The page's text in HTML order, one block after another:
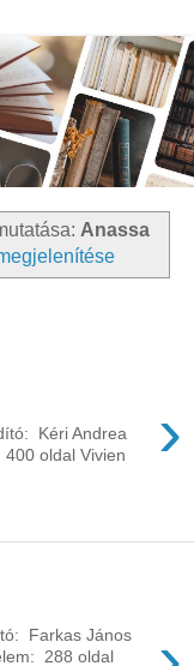
Anassa
›
Kéri Andrea
oldal Vivien
Farkas János
288 oldal